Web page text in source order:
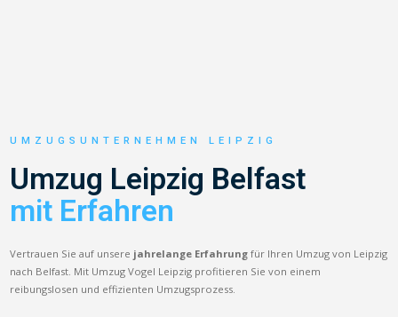
UMZUGSUNTERNEHMEN LEIPZIG
Umzug Leipzig Belfast
mit Erfahren
Vertrauen Sie auf unsere jahrelange Erfahrung für Ihren Umzug von Leipzig
nach Belfast. Mit Umzug Vogel Leipzig profitieren Sie von einem
reibungslosen und effizienten Umzugsprozess.